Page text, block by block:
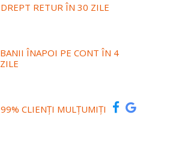
DREPT RETUR ÎN 30 ZILE
BANII ÎNAPOI PE CONT ÎN 4
ZILE
99% CLIENȚI MULȚUMIȚI